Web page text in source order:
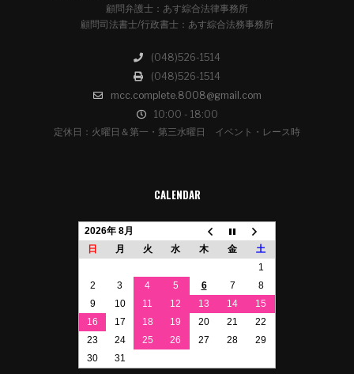
顧問弁護士：あす綜合法律事務所
顧問司法書士/行政書士：あす綜合法務事務所
(048)526-1514
(048)526-1514
mcc.complete.8008@gmail.com
10:00 - 18:00
定休日：火曜日＆第一・第三水曜日 イベント・レース時
CALENDAR
2026年 8月
日
月 火 水 木 金
土
1
2
3 4 5 6 7
8
9
10 11 12 13 14
15
16
17 18 19 20 21
22
23
24 25 26 27 28
29
30
31